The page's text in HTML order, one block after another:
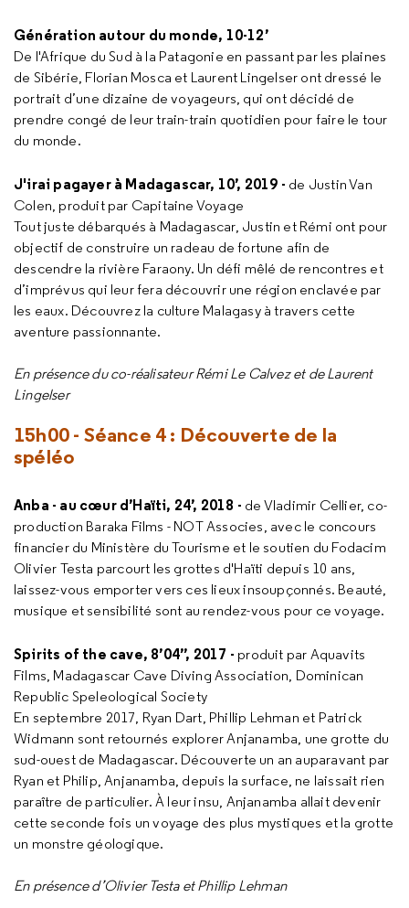
Génération autour du monde, 10-12’
De l'Afrique du Sud à la Patagonie en passant par les plaines
de Sibérie, Florian Mosca et Laurent Lingelser ont dressé le
portrait d’une dizaine de voyageurs, qui ont décidé de
prendre congé de leur train-train quotidien pour faire le tour
du monde.
J'irai pagayer à Madagascar, 10’, 2019 - de Justin Van
Colen, produit par Capitaine Voyage
Tout juste débarqués à Madagascar, Justin et Rémi ont pour
objectif de construire un radeau de fortune afin de
descendre la rivière Faraony. Un défi mêlé de rencontres et
d’imprévus qui leur fera découvrir une région enclavée par
les eaux. Découvrez la culture Malagasy à travers cette
aventure passionnante.
En présence du co-réalisateur Rémi Le Calvez et de Laurent
Lingelser
15h00 - Séance 4 : Découverte de la
spéléo
Anba - au cœur d’Haïti, 24’, 2018 - de Vladimir Cellier, co-
production Baraka Films - NOT Associes, avec le concours
financier du Ministère du Tourisme et le soutien du Fodacim
Olivier Testa parcourt les grottes d'Haïti depuis 10 ans,
laissez-vous emporter vers ces lieux insoupçonnés. Beauté,
musique et sensibilité sont au rendez-vous pour ce voyage.
Spirits of the cave, 8’04’’, 2017 - produit par Aquavits
Films, Madagascar Cave Diving Association, Dominican
Republic Speleological Society
En septembre 2017, Ryan Dart, Phillip Lehman et Patrick
Widmann sont retournés explorer Anjanamba, une grotte du
sud-ouest de Madagascar. Découverte un an auparavant par
Ryan et Philip, Anjanamba, depuis la surface, ne laissait rien
paraître de particulier. À leur insu, Anjanamba allait devenir
cette seconde fois un voyage des plus mystiques et la grotte
un monstre géologique.
En présence d’Olivier Testa et Phillip Lehman